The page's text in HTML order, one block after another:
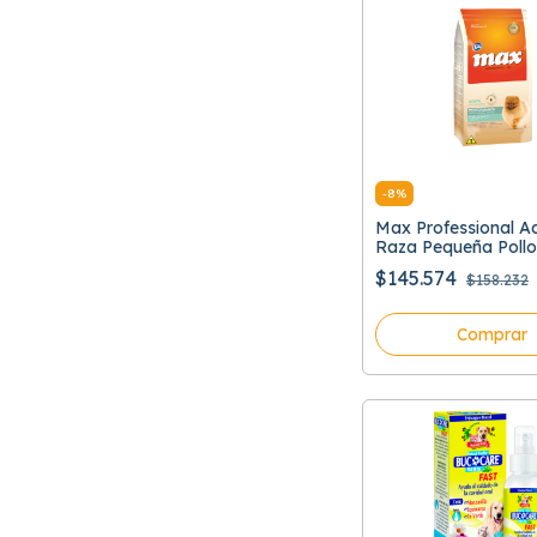
-8%
Max Professional
Raza Pequeña Pollo
$145.574 $158.232
Comprar